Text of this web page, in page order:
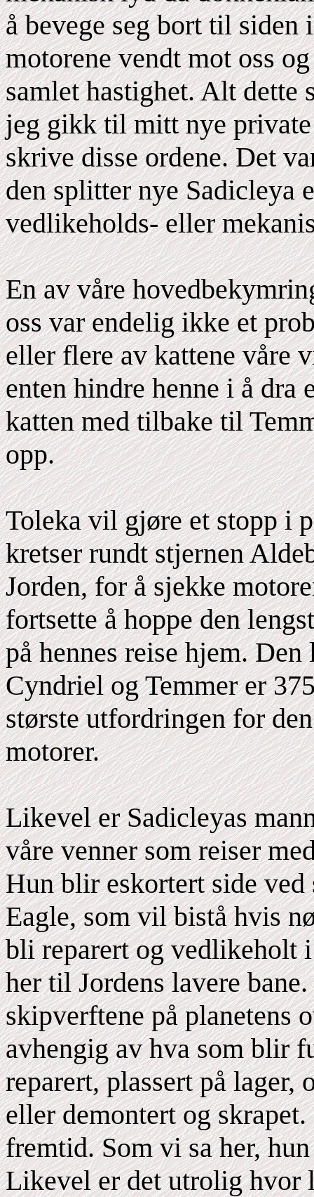
å bevege seg bort til siden
motorene vendt mot oss
samlet hastighet. Alt dette
jeg gikk til mitt nye
skrive disse ordene. Det
den splitter nye Sadicleya
vedlikeholds- eller
En av våre
oss var endelig ikke et
eller flere av kattene våre
enten hindre henne i å dra
katten med tilbake til
opp.
Toleka vil gjøre et stopp i
kretser rundt stjernen
Jorden, for å sjekke
fortsette å hoppe den
på hennes reise hjem.
Cyndriel og Temmer er
største utfordringen for
motorer.
Likevel er Sadicleyas
våre venner som reiser
Hun blir eskortert side
Eagle, som vil bistå hvis
bli reparert og vedlikeholt
her til Jordens lavere
skipverftene på planetens
avhengig av hva som blir
reparert, plassert på
eller demontert og
fremtid. Som vi sa her,
Likevel er det utrolig hvor